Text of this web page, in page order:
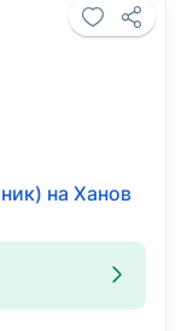
на Ханов